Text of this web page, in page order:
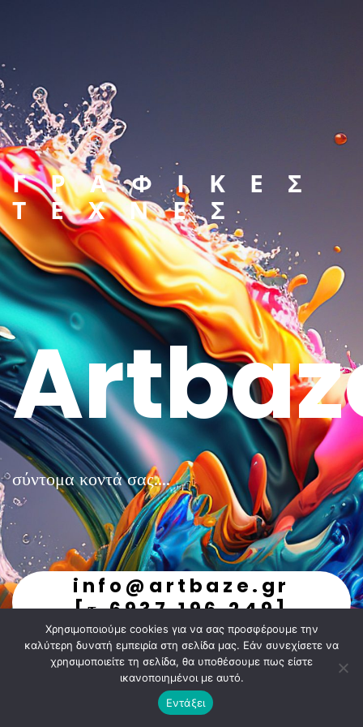
ΓΡΑΦΙΚΕΣ
ΤΕΧΝΕΣ
σύντομα κοντά σας....
info@artbaze.gr
[τ.6937.196.249]
undefined
Χρησιμοποιούμε cookies για να σας προσφέρουμε την
καλύτερη δυνατή εμπειρία στη σελίδα μας. Εάν συνεχίσετε να
χρησιμοποιείτε τη σελίδα, θα υποθέσουμε πως είστε
ικανοποιημένοι με αυτό.
Εντάξει